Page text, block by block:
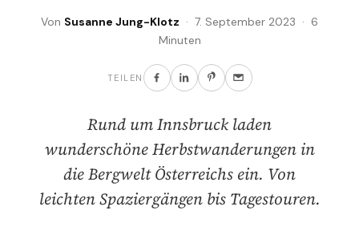
Von Susanne Jung-Klotz · 7. September 2023 · 6
Minuten
TEILEN
Rund um Innsbruck laden
wunderschöne Herbstwanderungen in
die Bergwelt Österreichs ein. Von
leichten Spaziergängen bis Tagestouren.